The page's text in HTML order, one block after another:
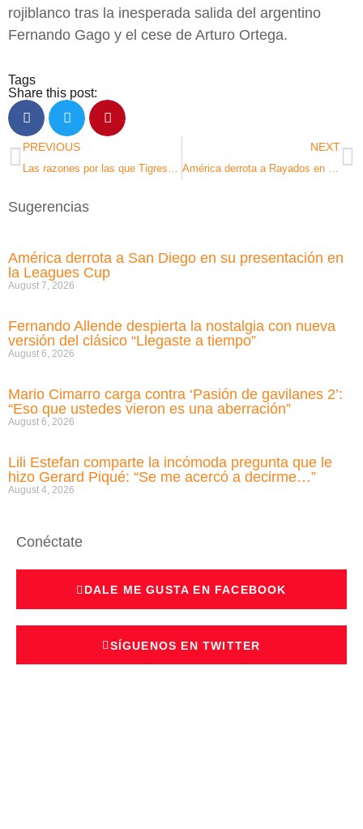
rojiblanco tras la inesperada salida del argentino
Fernando Gago y el cese de Arturo Ortega.
Tags
Share this post:
PREVIOUS
Las razones por las que Tigres es favorito al título del Apertura 2024
NEXT
América derrota a Rayados en el juego de ida de la Gran Final del Apertura 2024
Sugerencias
América derrota a San Diego en su presentación en
la Leagues Cup
August 7, 2026
Fernando Allende despierta la nostalgia con nueva
versión del clásico “Llegaste a tiempo”
August 6, 2026
Mario Cimarro carga contra ‘Pasión de gavilanes 2’:
“Eso que ustedes vieron es una aberración”
August 6, 2026
Lili Estefan comparte la incómoda pregunta que le
hizo Gerard Piqué: “Se me acercó a decirme…”
August 4, 2026
Conéctate
DALE ME GUSTA EN FACEBOOK
SÍGUENOS EN TWITTER